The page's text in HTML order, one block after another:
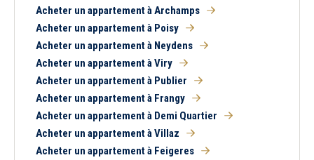
Acheter un appartement à Archamps
Acheter un appartement à Poisy
Acheter un appartement à Neydens
Acheter un appartement à Viry
Acheter un appartement à Publier
Acheter un appartement à Frangy
Acheter un appartement à Demi Quartier
Acheter un appartement à Villaz
Acheter un appartement à Feigeres